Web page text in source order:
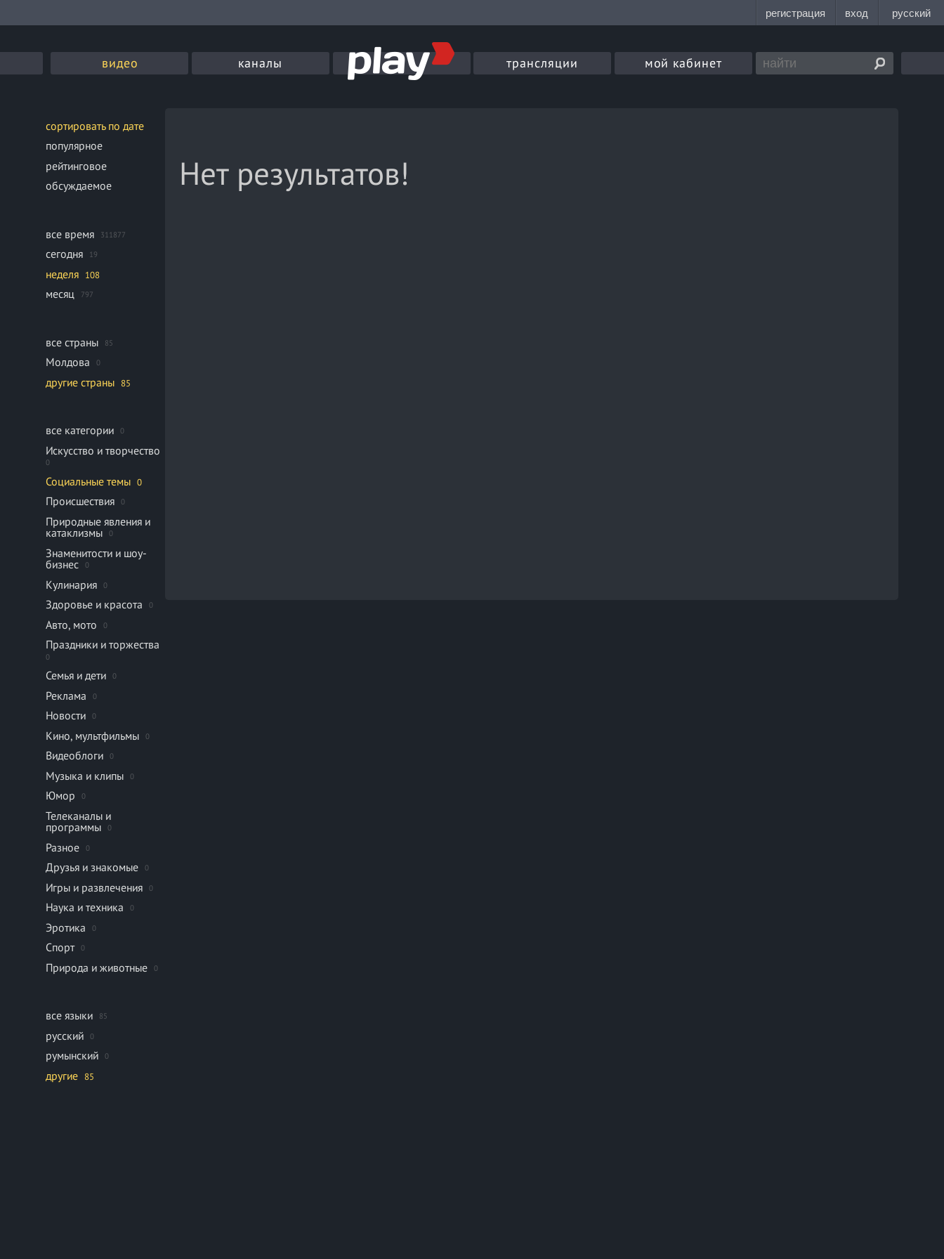
видео каналы трансляции мой кабинет
сортировать по дате
популярное
рейтинговое
обсуждаемое
все время 311877
сегодня 19
неделя 108
месяц 797
все страны 85
Молдова 0
другие страны 85
все категории 0
Искусство и творчество
0
Социальные темы 0
Происшествия 0
Природные явления и
катаклизмы
0
Знаменитости и шоу-
бизнес
0
Кулинария 0
Здоровье и красота 0
Авто, мото 0
Праздники и торжества
0
Семья и дети 0
Реклама 0
Новости 0
Кино, мультфильмы 0
Видеоблоги 0
Музыка и клипы 0
Юмор 0
Телеканалы и
программы
0
Разное 0
Друзья и знакомые 0
Игры и развлечения 0
Наука и техника 0
Эротика 0
Спорт 0
Природа и животные 0
все языки 85
русский 0
румынский 0
другие 85
Нет результатов!